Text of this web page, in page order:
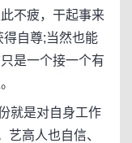
不疲，干起事来
自尊;当然也能
是一个接一个有
就是对自身工作
艺高人也自信、